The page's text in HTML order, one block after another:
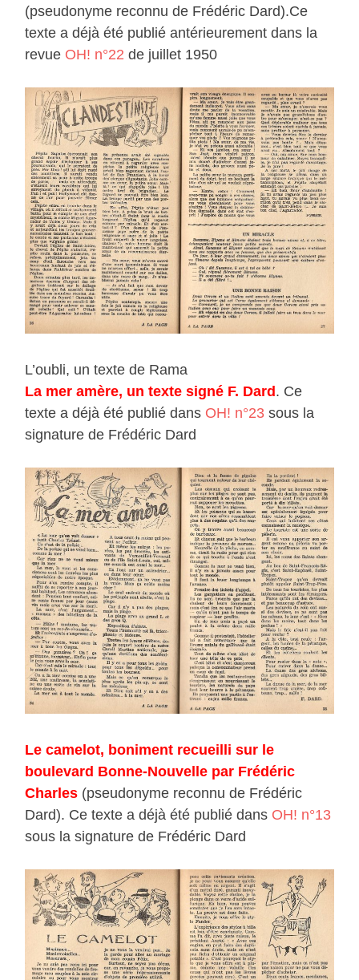
(pseudonyme reconnu de Frédéric Dard).Ce
texte a déjà été publié antérieurement dans la
revue OH! n°22 de juillet 1950
L’oubli, un texte de Rama
La mer amère, un texte signé F. Dard . Ce
texte a déjà été publié dans OH! n°23 sous la
signature de Frédéric Dard
Le camelot, boniment recueilli sur le
boulevard Bonne-Nouvelle par Frédéric
Charles (pseudonyme reconnu de Frédéric
Dard). Ce texte a déjà été publié dans OH! n°13
sous la signature de Frédéric Dard